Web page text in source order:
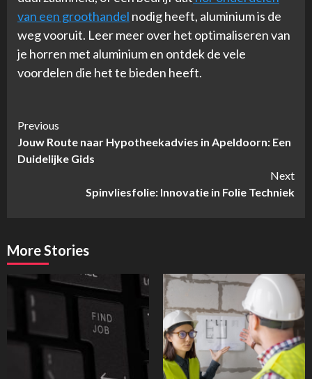
van een groothandel nodig heeft, aluminium is de
weg vooruit. Leer meer over het optimaliseren van
je horren met aluminium en ontdek de vele
voordelen die het te bieden heeft.
Continue
Reading
Previous
Jouw Route naar Hypotheekadvies in Apeldoorn: Een
Duidelijke Gids
Next
Spinvliesfolie: Innovatie in Folie Techniek
More Stories